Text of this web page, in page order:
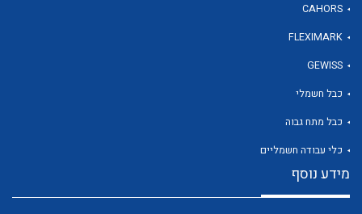
CAHORS
FLEXIMARK
GEWISS
כבל חשמלי
כבל מתח גבוה
כלי עבודה חשמליים
מידע נוסף